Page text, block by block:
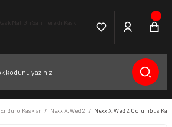
Enduro Kasklar Nexx X.Wed 2 Nexx X.Wed 2 Columbus